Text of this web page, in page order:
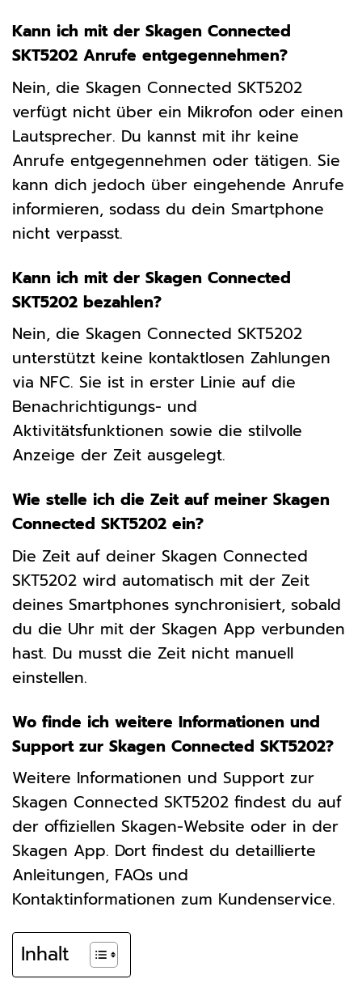
Kann ich mit der Skagen Connected
SKT5202 Anrufe entgegennehmen?
Nein, die Skagen Connected SKT5202
verfügt nicht über ein Mikrofon oder einen
Lautsprecher. Du kannst mit ihr keine
Anrufe entgegennehmen oder tätigen. Sie
kann dich jedoch über eingehende Anrufe
informieren, sodass du dein Smartphone
nicht verpasst.
Kann ich mit der Skagen Connected
SKT5202 bezahlen?
Nein, die Skagen Connected SKT5202
unterstützt keine kontaktlosen Zahlungen
via NFC. Sie ist in erster Linie auf die
Benachrichtigungs- und
Aktivitätsfunktionen sowie die stilvolle
Anzeige der Zeit ausgelegt.
Wie stelle ich die Zeit auf meiner Skagen
Connected SKT5202 ein?
Die Zeit auf deiner Skagen Connected
SKT5202 wird automatisch mit der Zeit
deines Smartphones synchronisiert, sobald
du die Uhr mit der Skagen App verbunden
hast. Du musst die Zeit nicht manuell
einstellen.
Wo finde ich weitere Informationen und
Support zur Skagen Connected SKT5202?
Weitere Informationen und Support zur
Skagen Connected SKT5202 findest du auf
der offiziellen Skagen-Website oder in der
Skagen App. Dort findest du detaillierte
Anleitungen, FAQs und
Kontaktinformationen zum Kundenservice.
Inhalt